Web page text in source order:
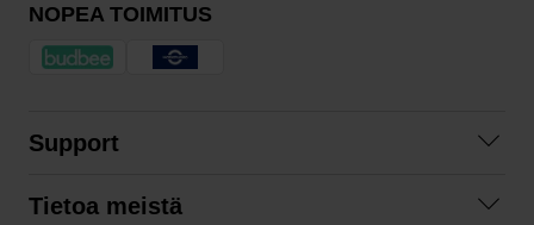
NOPEA TOIMITUS
Support
Tietoa meistä